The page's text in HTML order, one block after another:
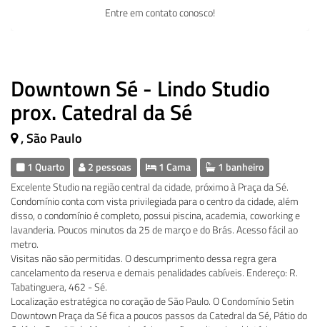
Downtown Sé - Lindo Studio
prox. Catedral da Sé
, São Paulo
1 Quarto 2 pessoas 1 Cama 1 banheiro
Excelente Studio na região central da cidade, próximo à Praça da Sé.
Condomínio conta com vista privilegiada para o centro da cidade, além
disso, o condomínio é completo, possui piscina, academia, coworking e
lavanderia. Poucos minutos da 25 de março e do Brás. Acesso fácil ao
metro.
Visitas não são permitidas. O descumprimento dessa regra gera
cancelamento da reserva e demais penalidades cabíveis. Endereço: R.
Tabatinguera, 462 - Sé.
Localização estratégica no coração de São Paulo. O Condomínio Setin
Downtown Praça da Sé fica a poucos passos da Catedral da Sé, Pátio do
Entre em contato conosco!